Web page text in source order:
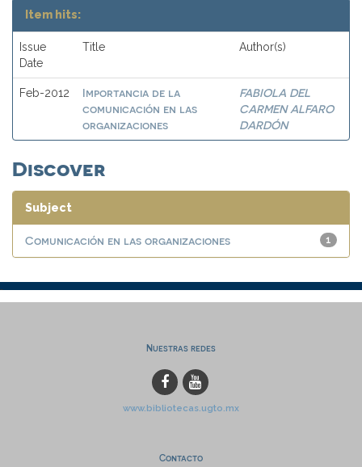
Item hits:
Issue
Date
Title Author(s)
Feb-2012
Importancia de la
comunicación en las
organizaciones
FABIOLA DEL
CARMEN ALFARO
DARDÓN
Discover
Subject
1
Comunicación en las organizaciones
Nuestras redes
www.bibliotecas.ugto.mx
Contacto